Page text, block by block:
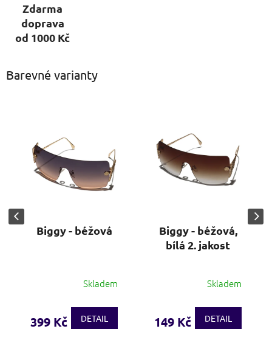
Zdarma
doprava
od 1000 Kč
Barevné varianty
Biggy - béžová
Skladem
399 Kč DETAIL
Biggy - béžová,
bílá 2. jakost
Skladem
149 Kč DETAIL